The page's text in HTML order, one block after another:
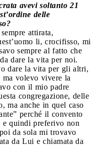
avevi soltanto 21
delle
attirata,
li, crocifisso, mi
sempre al fatto che
dare la vita per noi.
dare la vita per gli altri,
ma volevo vivere la
con il mio padre
congregazione, delle
ma anche in quel caso
perché il convento
e quindi preferivo non
da sola mi trovavo
da Lui e chiamata da